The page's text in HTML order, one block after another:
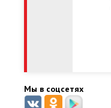
Мы в соцсетях